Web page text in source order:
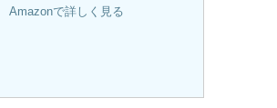
Amazonで詳しく見る